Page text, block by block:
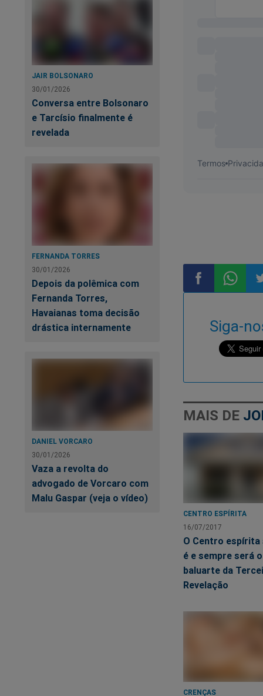
JAIR BOLSONARO
30/01/2026
Conversa entre Bolsonaro
e Tarcísio finalmente é
revelada
FERNANDA TORRES
30/01/2026
Depois da polêmica com
Fernanda Torres,
Havaianas toma decisão
drástica internamente
DANIEL VORCARO
30/01/2026
Vaza a revolta do
advogado de Vorcaro com
Malu Gaspar (veja o vídeo)
[2] Xavier,
[3] Idem
Se você é a favor
página no
no
Siga-
MAIS DE
CENTRO ESPÍRITA
16/07/2017
O Centro espírita
é e sempre será o
baluarte da
Revelação
CRENÇAS